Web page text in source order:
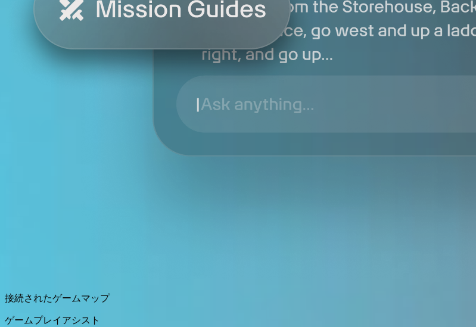
接続されたゲームマップ
ゲームプレイアシスト